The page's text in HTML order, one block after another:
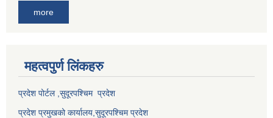
more
महत्वपुर्ण लि‌ंकहरु
प्रदेश पोर्टल ,सुदूरपश्चिम प्रदेश
प्रदेश प्रमुखको कार्यालय, सुदूरपश्चिमप्रदेश